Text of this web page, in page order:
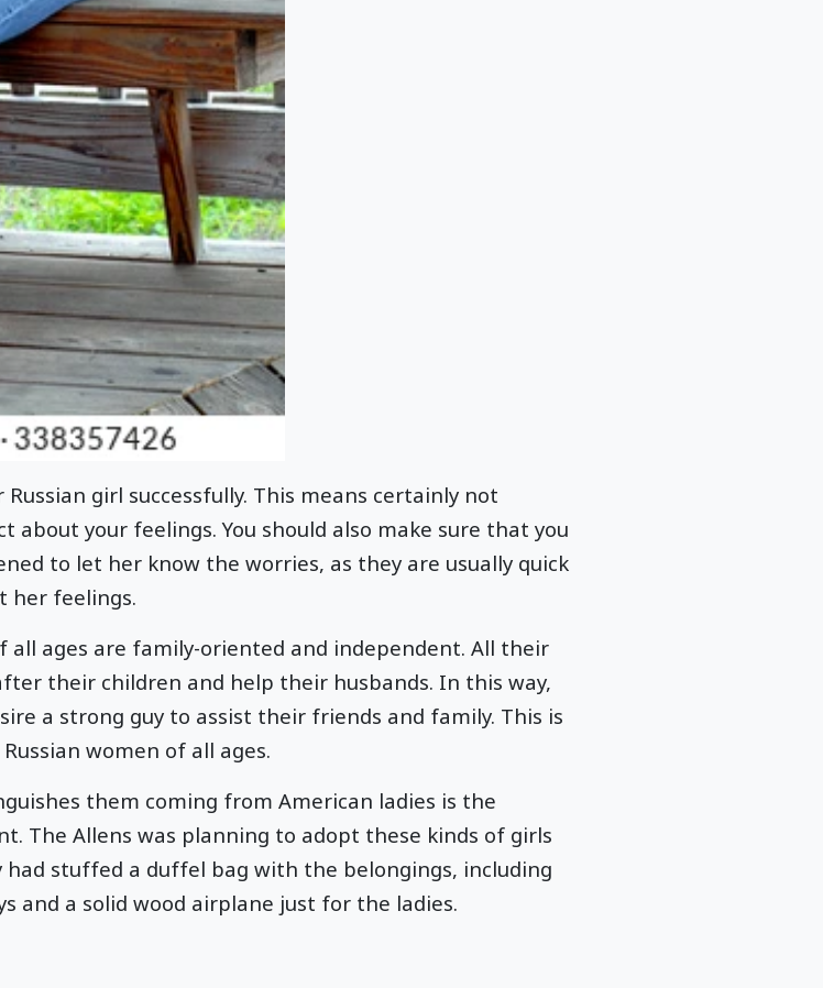
girl successfully. This means certainly not
your feelings. You should also make sure that you
to let her know the worries, as they are usually quick
her feelings.
all ages are family-oriented and independent. All their
their children and help their husbands. In this way,
a strong guy to assist their friends and family. This is
women of all ages.
them coming from American ladies is the
The Allens was planning to adopt these kinds of girls
stuffed a duffel bag with the belongings, including
and a solid wood airplane just for the ladies.